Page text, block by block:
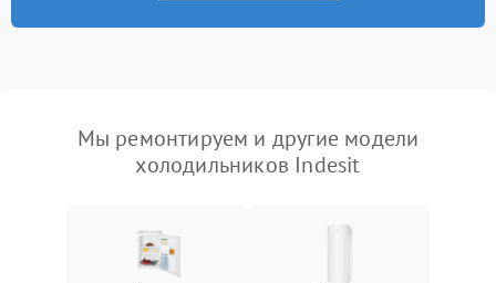
Мы ремонтируем и другие модели
холодильников Indesit